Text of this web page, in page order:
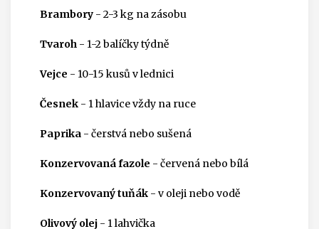
Brambory - 2-3 kg na zásobu
Tvaroh - 1-2 balíčky týdně
Vejce - 10-15 kusů v lednici
Česnek - 1 hlavice vždy na ruce
Paprika - čerstvá nebo sušená
Konzervovaná fazole - červená nebo bílá
Konzervovaný tuňák - v oleji nebo vodě
Olivový olej - 1 lahvička